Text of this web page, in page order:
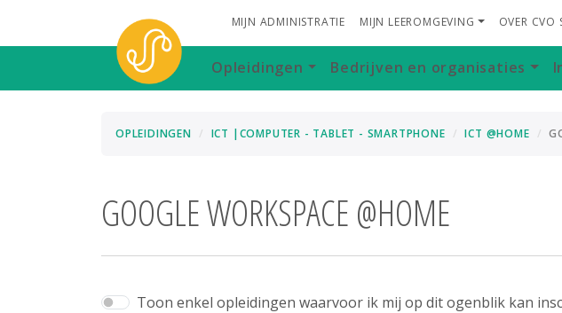
Opleidingen Bedrijven en organisaties
MIJN ADMINISTRATIE MIJN LEEROMGEVING OVER CVO
OPLEIDINGEN ICT |COMPUTER - TABLET - SMARTPHONE ICT @HOME
GOOGLE WORKSPACE @HOME
Toon enkel opleidingen waarvoor ik mij op dit ogenblik kan